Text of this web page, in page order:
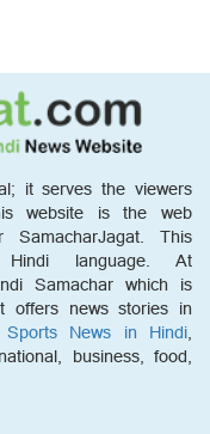
it serves the viewers
website is the web
This
language. At
Samachar which is
offers news stories in
Sports News in Hindi,
business, food,